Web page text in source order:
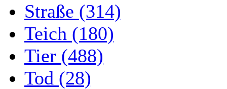
Straße (314)
Teich (180)
Tier (488)
Tod (28)